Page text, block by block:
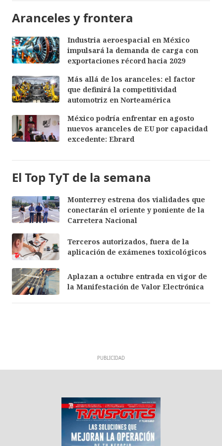
Aranceles y frontera
Industria aeroespacial en México
impulsará la demanda de carga con
exportaciones récord hacia 2029
Más allá de los aranceles: el factor
que definirá la competitividad
automotriz en Norteamérica
México podría enfrentar en agosto
nuevos aranceles de EU por capacidad
excedente: Ebrard
El Top TyT de la semana
Monterrey estrena dos vialidades que
conectarán el oriente y poniente de la
Carretera Nacional
Terceros autorizados, fuera de la
aplicación de exámenes toxicológicos
Aplazan a octubre entrada en vigor de
la Manifestación de Valor Electrónica
PUBLICIDAD